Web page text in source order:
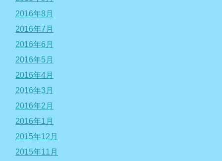
2016年8月
2016年7月
2016年6月
2016年5月
2016年4月
2016年3月
2016年2月
2016年1月
2015年12月
2015年11月